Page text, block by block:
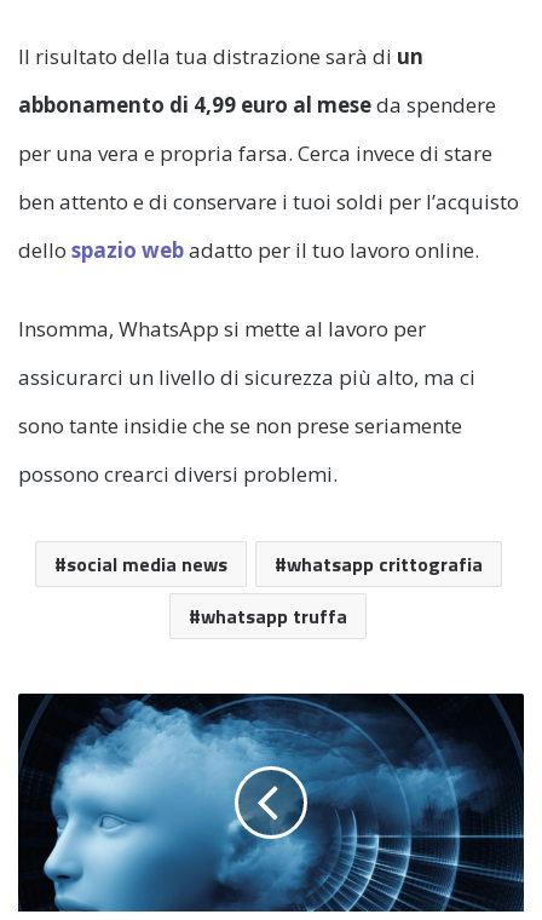
Il risultato della tua distrazione sarà di un
abbonamento di 4,99 euro al meseda spendere
per una vera e propria farsa. Cerca invece di stare
ben attento e di conservare i tuoi soldi per l’acquisto
dello spazio webadatto per il tuo lavoro online.
Insomma, WhatsApp si mette al lavoro per
assicurarci un livello di sicurezza più alto, ma ci
sono tante insidie che se non prese seriamente
possono crearci diversi problemi.
social media news
whatsapp crittografia
whatsapp truffa